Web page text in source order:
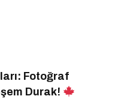
Fotoğraf
Durak!